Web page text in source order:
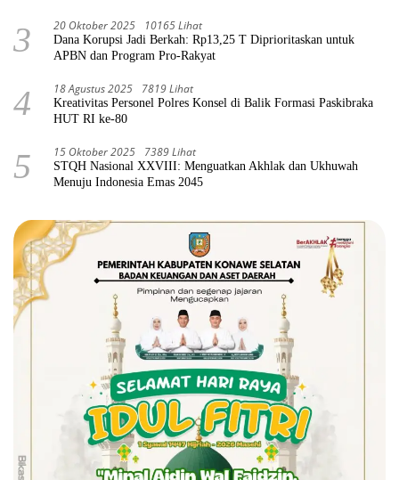
3 20 Oktober 2025 10165 Lihat
Dana Korupsi Jadi Berkah: Rp13,25 T Diprioritaskan untuk
APBN dan Program Pro-Rakyat
4 18 Agustus 2025 7819 Lihat
Kreativitas Personel Polres Konsel di Balik Formasi Paskibraka
HUT RI ke-80
5 15 Oktober 2025 7389 Lihat
STQH Nasional XXVIII: Menguatkan Akhlak dan Ukhuwah
Menuju Indonesia Emas 2045